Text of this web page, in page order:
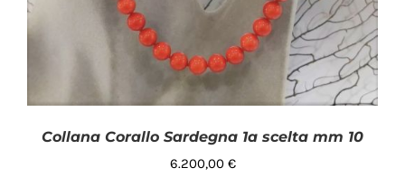
Collana Corallo Sardegna 1a scelta mm 10
6.200,00 €